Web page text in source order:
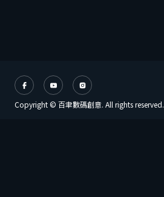
Copyright © 百聿數碼創意. All rights reserved.